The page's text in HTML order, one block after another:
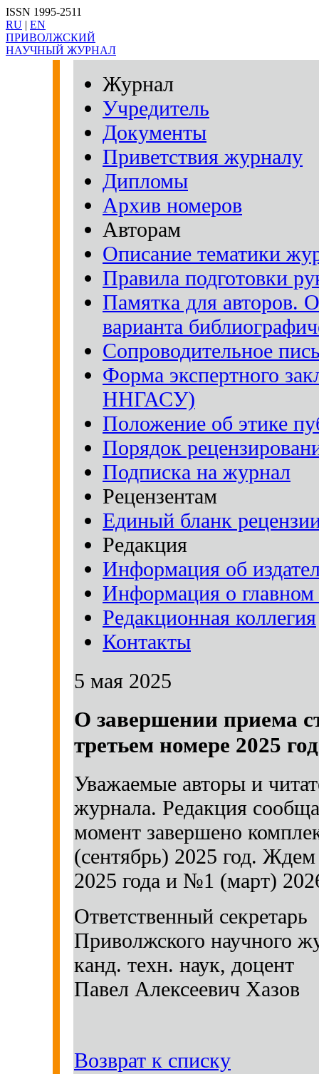
ISSN 1995-2511
RU | EN
ПРИВОЛЖСКИЙ
НАУЧНЫЙ ЖУРНАЛ
Журнал
Учредитель
Документы
Приветствия журналу
Дипломы
Архив номеров
Авторам
Описание тематики
Правила подготовки
Памятка для авторов.
варианта
Сопроводительное
Форма экспертного
ННГАСУ)
Положение об этике
Порядок
Подписка на журнал
Рецензентам
Единый бланк
Редакция
Информация об
Информация о главном
Редакционная коллегия
Контакты
5 мая 2025
О завершении приема
третьем номере 2025
Уважаемые авторы и
журнала. Редакция
момент завершено
(сентябрь) 2025 год.
2025 года и №1 (март)
Ответственный секретарь
Приволжского научного
канд. техн. наук, доцент
Павел Алексеевич Хазов
Возврат к списку